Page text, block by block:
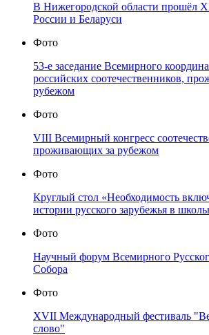
В Нижегородской области прошёл
России и Беларуси
Фото
53-е заседание Всемирного
российских соотечественников,
рубежом
Фото
VIII Всемирный конгресс
проживающих за рубежом
Фото
Круглый стол «Необходимость
истории русского зарубежья в
Фото
Научный форум Всемирного
Собора
Фото
XVII Международный фестиваль
слово"